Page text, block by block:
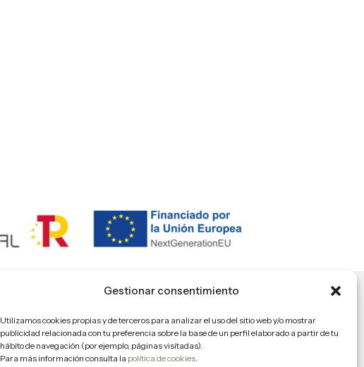
Gestionar consentimiento
Utilizamos cookies propias y de terceros para analizar el uso del sitio web y/o mostrar
publicidad relacionada con tu preferencia sobre la base de un perfil elaborado a partir de tu
hábito de navegación (por ejemplo, páginas visitadas).
Para más información consulta la política de cookies.
Síguenos